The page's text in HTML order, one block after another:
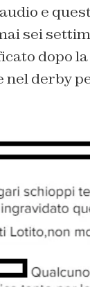
e
sei
dopo
derby